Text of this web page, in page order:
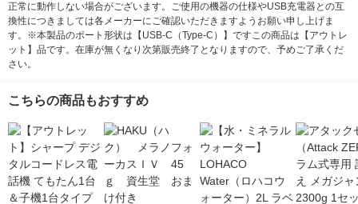
正常に動作しない場合がございます。ご使用の機器の仕様やUSB充電器との互
換性につきましては各メーカーにご確認いただきますようお願い申し上げま
す。※本製品のポート形状は【USB-C（Type-C）】ですこの商品は【アウトレ
ット】品です。在庫が無くなり次第販売終了となりますので、予めご了承くだ
さい。
こちらの商品もおすすめ